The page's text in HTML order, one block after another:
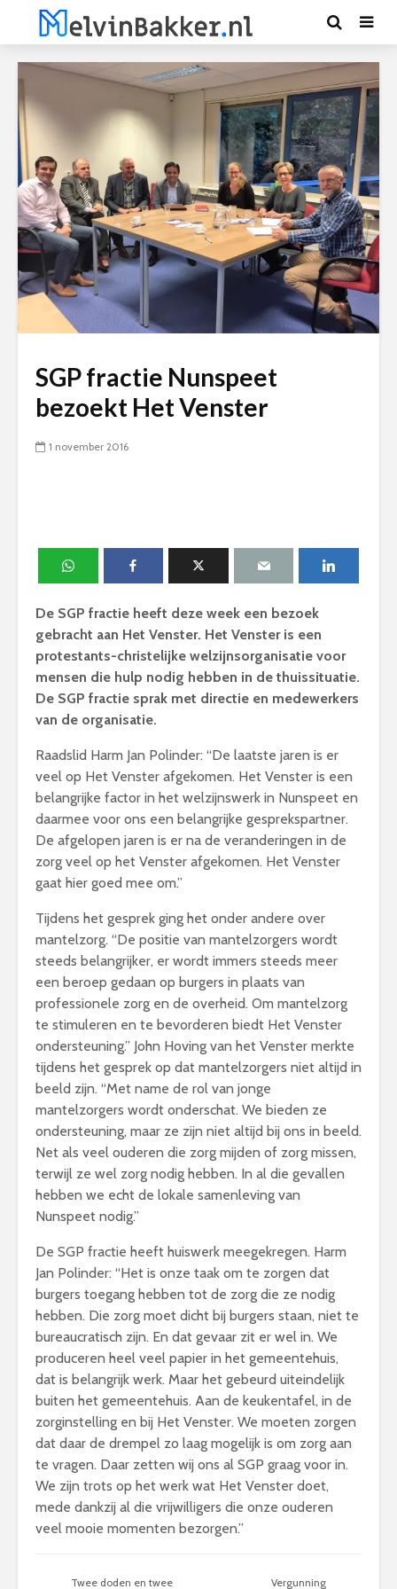
SGP fractie Nunspeet
bezoekt Het Venster
1 november 2016
De SGP fractie heeft deze week een bezoek
gebracht aan Het Venster. Het Venster is een
protestants-christelijke welzijnsorganisatie voor
mensen die hulp nodig hebben in de thuissituatie.
De SGP fractie sprak met directie en medewerkers
van de organisatie.
Raadslid Harm Jan Polinder: “De laatste jaren is er
veel op Het Venster afgekomen. Het Venster is een
belangrijke factor in het welzijnswerk in Nunspeet en
daarmee voor ons een belangrijke gesprekspartner.
De afgelopen jaren is er na de veranderingen in de
zorg veel op het Venster afgekomen. Het Venster
gaat hier goed mee om.”
Tijdens het gesprek ging het onder andere over
mantelzorg. “De positie van mantelzorgers wordt
steeds belangrijker, er wordt immers steeds meer
een beroep gedaan op burgers in plaats van
professionele zorg en de overheid. Om mantelzorg
te stimuleren en te bevorderen biedt Het Venster
ondersteuning.” John Hoving van het Venster merkte
tijdens het gesprek op dat mantelzorgers niet altijd in
beeld zijn. “Met name de rol van jonge
mantelzorgers wordt onderschat. We bieden ze
ondersteuning, maar ze zijn niet altijd bij ons in beeld.
Net als veel ouderen die zorg mijden of zorg missen,
terwijl ze wel zorg nodig hebben. In al die gevallen
hebben we echt de lokale samenleving van
Nunspeet nodig.”
De SGP fractie heeft huiswerk meegekregen. Harm
Jan Polinder: “Het is onze taak om te zorgen dat
burgers toegang hebben tot de zorg die ze nodig
hebben. Die zorg moet dicht bij burgers staan, niet te
bureaucratisch zijn. En dat gevaar zit er wel in. We
produceren heel veel papier in het gemeentehuis,
dat is belangrijk werk. Maar het gebeurd uiteindelijk
buiten het gemeentehuis. Aan de keukentafel, in de
zorginstelling en bij Het Venster. We moeten zorgen
dat daar de drempel zo laag mogelijk is om zorg aan
te vragen. Daar zetten wij ons al SGP graag voor in.
We zijn trots op het werk wat Het Venster doet,
mede dankzij al die vrijwilligers die onze ouderen
veel mooie momenten bezorgen.”
Twee doden en twee Vergunning